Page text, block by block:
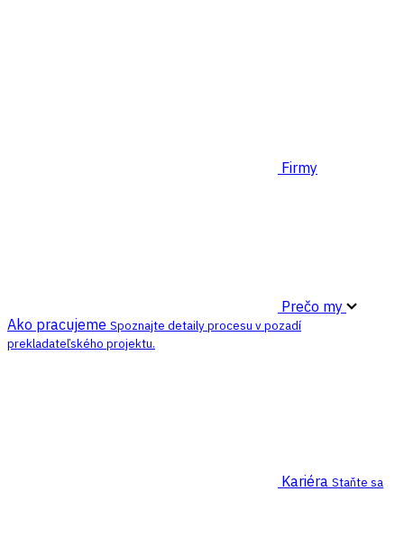
Firmy
Prečo my
Ako pracujeme Spoznajte detaily procesu v pozadí
prekladateľského projektu.
Kariéra Staňte sa